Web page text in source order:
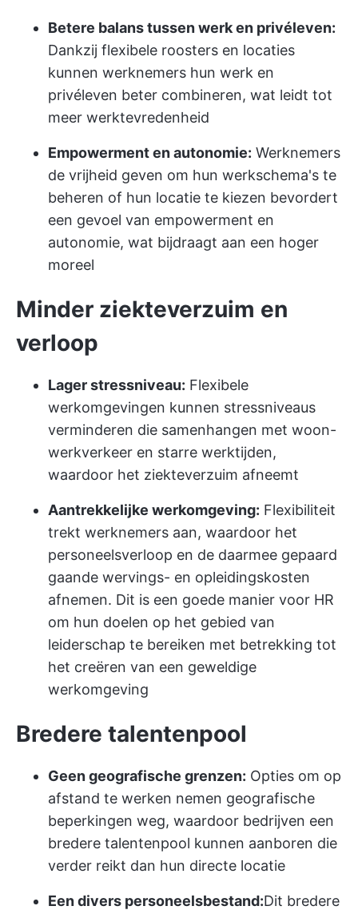
Betere balans tussen werk en privéleven:
Dankzij flexibele roosters en locaties
kunnen werknemers hun werk en
privéleven beter combineren, wat leidt tot
meer werktevredenheid
Empowerment en autonomie: Werknemers
de vrijheid geven om hun werkschema's te
beheren of hun locatie te kiezen bevordert
een gevoel van empowerment en
autonomie, wat bijdraagt aan een hoger
moreel
Minder ziekteverzuim en
verloop
Lager stressniveau: Flexibele
werkomgevingen kunnen stressniveaus
verminderen die samenhangen met woon-
werkverkeer en starre werktijden,
waardoor het ziekteverzuim afneemt
Aantrekkelijke werkomgeving: Flexibiliteit
trekt werknemers aan, waardoor het
personeelsverloop en de daarmee gepaard
gaande wervings- en opleidingskosten
afnemen. Dit is een goede manier voor HR
om hun doelen op het gebied van
leiderschap te bereiken met betrekking tot
het creëren van een geweldige
werkomgeving
Bredere talentenpool
Geen geografische grenzen: Opties om op
afstand te werken nemen geografische
beperkingen weg, waardoor bedrijven een
bredere talentenpool kunnen aanboren die
verder reikt dan hun directe locatie
Een divers personeelsbestand:Dit bredere